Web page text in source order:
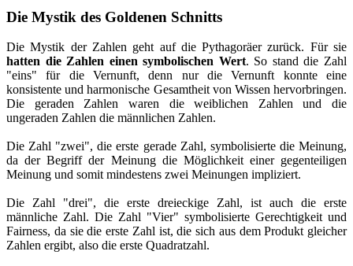
Die Mystik des Goldenen Schnitts
Die Mystik der Zahlen geht auf die Pythagoräer zurück. Für sie
hatten die Zahlen einen symbolischen Wert. So stand die Zahl
"eins" für die Vernunft, denn nur die Vernunft konnte eine
konsistente und harmonische Gesamtheit von Wissen hervorbringen.
Die geraden Zahlen waren die weiblichen Zahlen und die
ungeraden Zahlen die männlichen Zahlen.
Die Zahl "zwei", die erste gerade Zahl, symbolisierte die Meinung,
da der Begriff der Meinung die Möglichkeit einer gegenteiligen
Meinung und somit mindestens zwei Meinungen impliziert.
Die Zahl "drei", die erste dreieckige Zahl, ist auch die erste
männliche Zahl. Die Zahl "Vier" symbolisierte Gerechtigkeit und
Fairness, da sie die erste Zahl ist, die sich aus dem Produkt gleicher
Zahlen ergibt, also die erste Quadratzahl.